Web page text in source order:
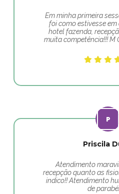
Em minha primeira
foi como estivesse em
hotel fazenda,
muita competência!!! M
Priscila
Atendimento
recepção quanto as
indico!! Atendimento
de